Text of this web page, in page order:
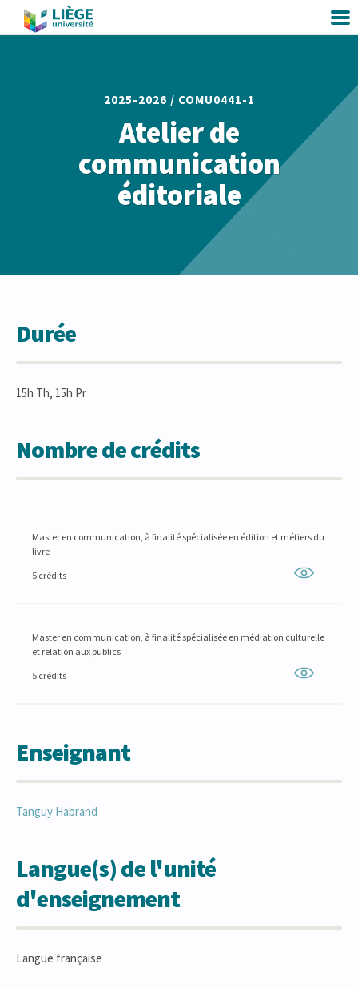
2025-2026 / COMU0441-1
Atelier de
communication
éditoriale
Durée
15h Th, 15h Pr
Nombre de crédits
Master en communication, à finalité spécialisée en édition et métiers du
livre
5 crédits
Master en communication, à finalité spécialisée en médiation culturelle
et relation aux publics
5 crédits
Enseignant
Tanguy Habrand
Langue(s) de l'unité
d'enseignement
Langue française